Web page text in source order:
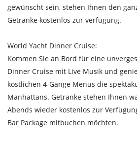
gewünscht sein, stehen Ihnen den
Getränke kostenlos zur verfügung.
World Yacht Dinner Cruise:
Kommen Sie an Bord für eine
Dinner Cruise mit Live Musik und
köstlichen 4-Gänge Menüs die
Manhattans. Getränke stehen Ihnen
Abends wieder kostenlos zur
Bar Package mitbuchen möchten.